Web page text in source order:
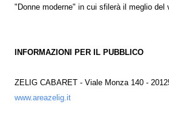
"Donne moderne" in cui sfilerà il meglio del
INFORMAZIONI PER IL PUBBLICO
ZELIG CABARET - Viale Monza 140 -
www.areazelig.it